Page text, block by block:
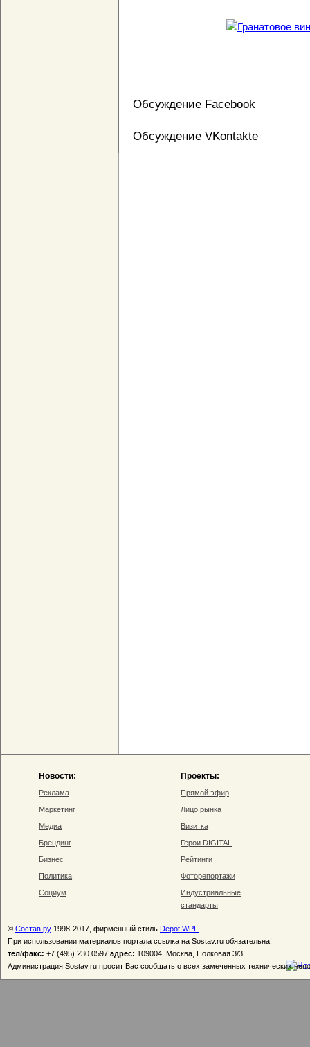
Обсуждение Facebook
Обсуждение VKontakte
Новости:
Реклама
Маркетинг
Медиа
Брендинг
Бизнес
Политика
Социум
Проекты:
Прямой эфир
Лицо рынка
Визитка
Герои DIGITAL
Рейтинги
Фоторепортажи
Индустриальные
стандарты
© Состав.ру 1998-2017, фирменный стиль Depot WPF
При использовании материалов портала ссылка на Sostav.ru обязательна!
тел/факс: +7 (495) 230 0597 адрес: 109004, Москва, Полковая 3/3
Администрация Sostav.ru просит Вас сообщать о всех замеченных технических